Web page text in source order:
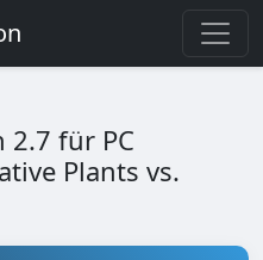
2.7 für PC
Plants vs.